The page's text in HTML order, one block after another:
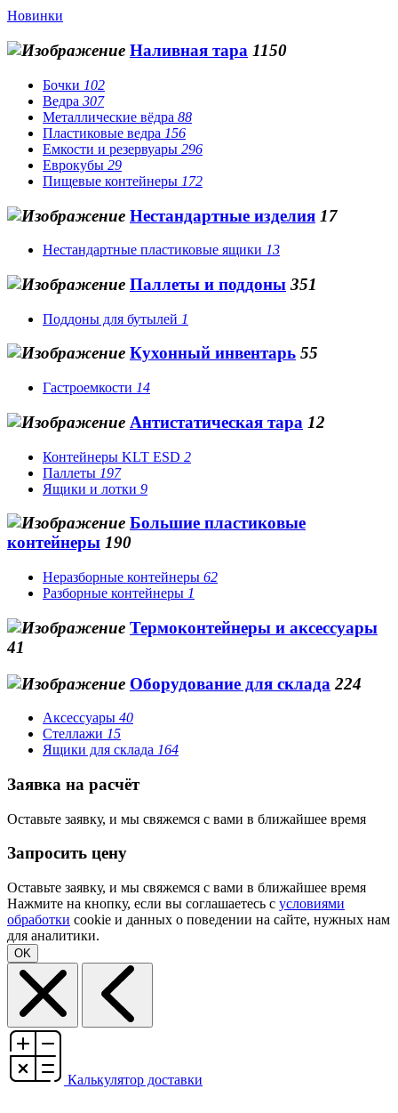
Новинки
Наливная тара 1150
Бочки 102
Ведра 307
Металлические вёдра 88
Пластиковые ведра 156
Емкости и резервуары 296
Еврокубы 29
Пищевые контейнеры 172
Нестандартные изделия 17
Нестандартные пластиковые ящики 13
Паллеты и поддоны 351
Поддоны для бутылей 1
Кухонный инвентарь 55
Гастроемкости 14
Антистатическая тара 12
Контейнеры KLT ESD 2
Паллеты 197
Ящики и лотки 9
Большие пластиковые
контейнеры 190
Неразборные контейнеры 62
Разборные контейнеры 1
Термоконтейнеры и аксессуары
41
Оборудование для склада 224
Аксессуары 40
Стеллажи 15
Ящики для склада 164
Заявка на расчёт
Оставьте заявку, и мы свяжемся с вами в ближайшее время
Запросить цену
Оставьте заявку, и мы свяжемся с вами в ближайшее время
Нажмите на кнопку, если вы соглашаетесь с условиями
обработки cookie и данных о поведении на сайте, нужных нам
для аналитики.
OK
Калькулятор доставки